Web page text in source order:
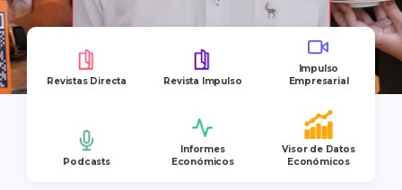
Revistas Directa Revista Impulso
Impulso
Empresarial
Podcasts
Informes
Económicos
Visor de Datos
Económicos